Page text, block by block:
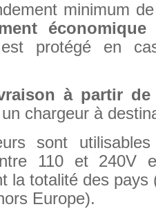
minimum
protégé en
à partir de
chargeur à
sont
110 et 240V
la totalité des
Europe).